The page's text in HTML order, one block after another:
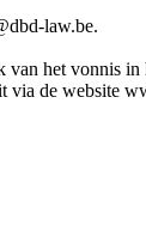
law.be.
het vonnis
via de website